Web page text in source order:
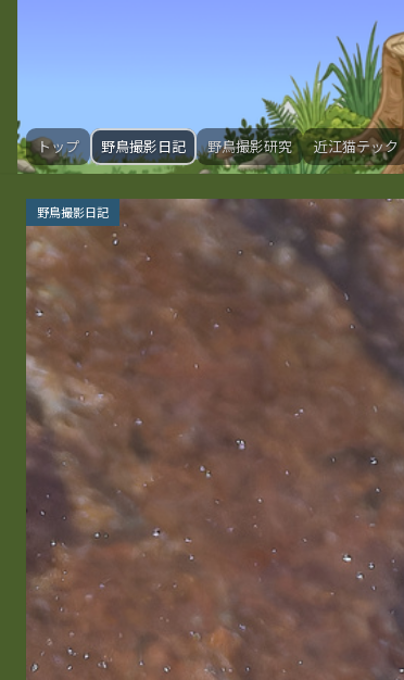
トップ 野鳥撮影日記 野鳥撮影研究 近江猫テック
野鳥撮影日記